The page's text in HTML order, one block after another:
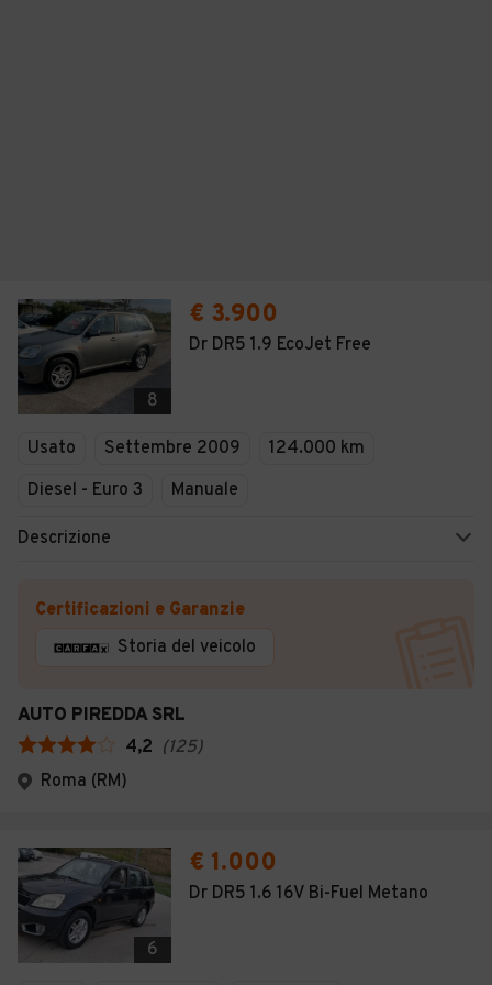
8
€ 3.900
Dr DR5 1.9 EcoJet Free
Usato Settembre 2009
124.000 km
Diesel - Euro 3
Manuale
Descrizione
Certificazioni e Garanzie
Storia del veicolo
AUTO PIREDDA SRL
4,2 (125)
Roma (RM)
6
€ 1.000
Dr DR5 1.6 16V Bi-Fuel Metano